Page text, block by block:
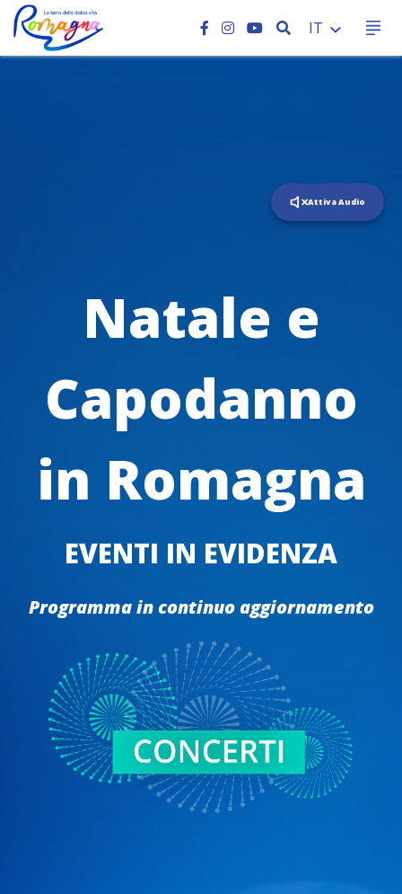
CERCA
IT
Attiva Audio
Natale e
Capodanno
in Romagna
EVENTI IN EVIDENZA
Programma in continuo aggiornamento